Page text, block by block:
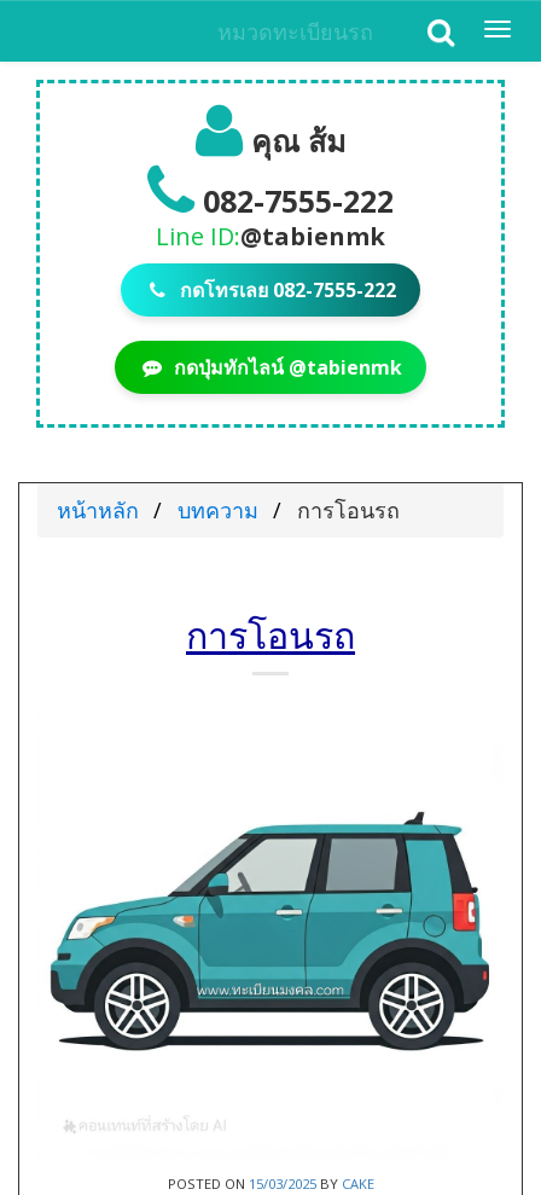
หมวดทะเบียนรถ
คุณ ส้ม
082-7555-222
Line ID:@tabienmk
กดโทรเลย 082-7555-222
กดปุ่มทักไลน์ @tabienmk
หน้าหลัก บทความ การโอนรถ
การโอนรถ
POSTED ON 15/03/2025 BY CAKE